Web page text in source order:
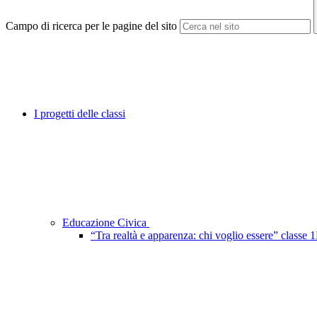
Campo di ricerca per le pagine del sito
I progetti delle classi
Educazione Civica
“Tra realtà e apparenza: chi voglio essere” classe